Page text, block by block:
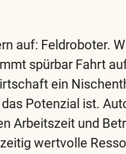
auf: Feldroboter.
spürbar Fahrt
ein
Potenzial ist.
Arbeitszeit und
wertvolle